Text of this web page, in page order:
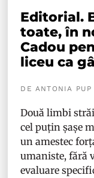
Editorial.
toate, în
Cadou
liceu ca
DE ANTONIA PUP
Două limbi
cel puțin șașe
un amestec
umaniste, fără
evaluare